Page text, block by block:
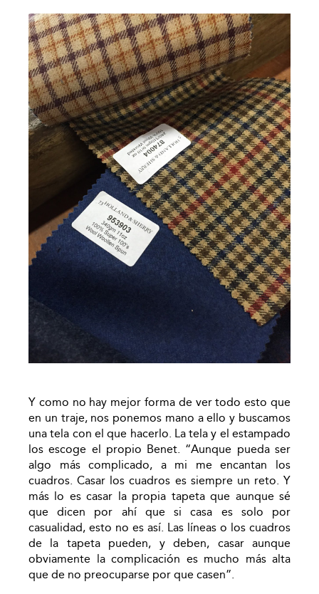
Y como no hay mejor forma de ver todo esto que
en un traje, nos ponemos mano a ello y buscamos
una tela con el que hacerlo. La tela y el estampado
los escoge el propio Benet. “Aunque pueda ser
algo más complicado, a mi me encantan los
cuadros. Casar los cuadros es siempre un reto. Y
más lo es casar la propia tapeta que aunque sé
que dicen por ahí que si casa es solo por
casualidad, esto no es así. Las líneas o los cuadros
de la tapeta pueden, y deben, casar aunque
obviamente la complicación es mucho más alta
que de no preocuparse por que casen”.